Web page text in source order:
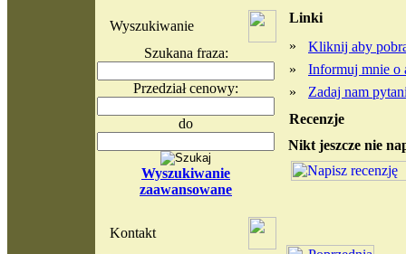
Wyszukiwanie
Szukana fraza:
Przedział cenowy:
do
Wyszukiwanie
zaawansowane
Kontakt
Linki
»
Kliknij aby
»
Informuj mnie o
»
Zadaj nam
Recenzje
Nikt jeszcze nie